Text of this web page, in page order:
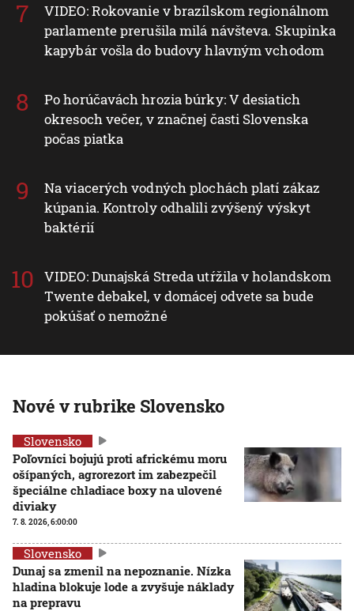
VIDEO: Rokovanie v brazílskom regionálnom
parlamente prerušila milá návšteva. Skupinka
kapybár vošla do budovy hlavným vchodom
Po horúčavách hrozia búrky: V desiatich
okresoch večer, v značnej časti Slovenska
počas piatka
Na viacerých vodných plochách platí zákaz
kúpania. Kontroly odhalili zvýšený výskyt
baktérií
VIDEO: Dunajská Streda utŕžila v holandskom
Twente debakel, v domácej odvete sa bude
pokúšať o nemožné
Nové v rubrike Slovensko
Slovensko
Poľovníci bojujú proti africkému moru
ošípaných, agrorezort im zabezpečil
špeciálne chladiace boxy na ulovené
diviaky
7. 8. 2026, 6:00:00
Slovensko
Dunaj sa zmenil na nepoznanie. Nízka
hladina blokuje lode a zvyšuje náklady
na prepravu